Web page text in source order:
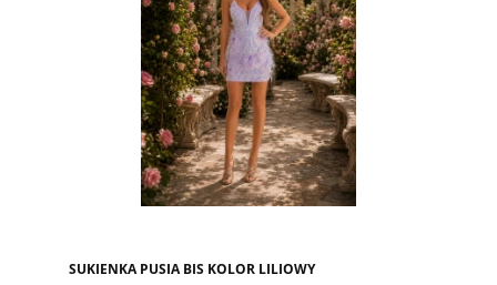
SUKIENKA PUSIA BIS KOLOR LILIOWY